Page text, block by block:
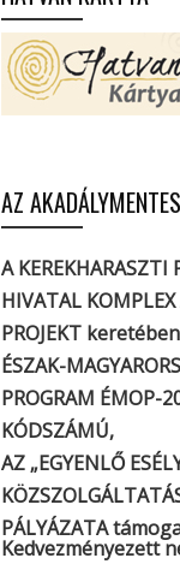
AZ
A KEREKHARASZTI
HIVATAL
PROJEKT
ÉSZAK-
PROGRAM ÉMOP-
KÓDSZÁMÚ,
AZ „EGYENLŐ
PÁLYÁZATA
Kedvezményezett